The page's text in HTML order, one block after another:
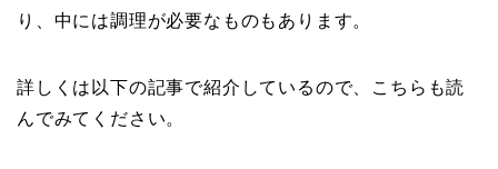
り、中には調理が必要なものもあります。
詳しくは以下の記事で紹介しているので、こちらも読
んでみてください。